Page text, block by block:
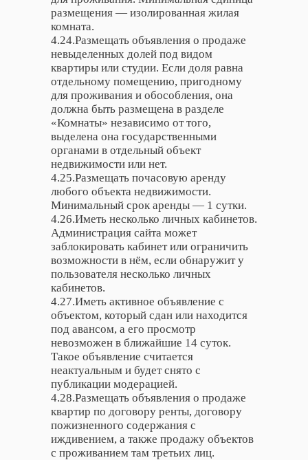
размещения — изолированная жилая
комната.
4.24.Размещать объявления о продаже
невыделенных долей под видом
квартиры или студии. Если доля равна
отдельному помещению, пригодному
для проживания и обособления, она
должна быть размещена в разделе
«Комнаты» независимо от того,
выделена она государственными
органами в отдельный объект
недвижимости или нет.
4.25.Размещать почасовую аренду
любого объекта недвижимости.
Минимальный срок аренды — 1 сутки.
4.26.Иметь несколько личных кабинетов.
Администрация сайта может
заблокировать кабинет или ограничить
возможности в нём, если обнаружит у
пользователя несколько личных
кабинетов.
4.27.Иметь активное объявление с
объектом, который сдан или находится
под авансом, а его просмотр
невозможен в ближайшие 14 суток.
Такое объявление считается
неактуальным и будет снято с
публикации модерацией.
4.28.Размещать объявления о продаже
квартир по договору ренты, договору
пожизненного содержания с
иждивением, а также продажу объектов
с проживанием там третьих лиц.